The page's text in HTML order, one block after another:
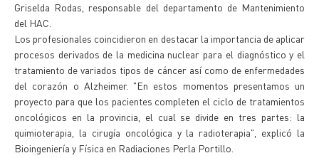
Griselda Rodas, responsable del departamento de Mantenimiento
del HAC.
Los profesionales coincidieron en destacar la importancia de aplicar
procesos derivados de la medicina nuclear para el diagnóstico y el
tratamiento de variados tipos de cáncer así como de enfermedades
del corazón o Alzheimer. "En estos momentos presentamos un
proyecto para que los pacientes completen el ciclo de tratamientos
oncológicos en la provincia, el cual se divide en tres partes: la
quimioterapia, la cirugía oncológica y la radioterapia", explicó la
Bioingeniería y Física en Radiaciones Perla Portillo.